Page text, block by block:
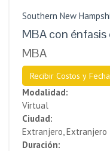
Southern New
MBA con
MBA
Recibir Costos y
Modalidad:
Virtual
Ciudad:
Extranjero, Extranjero
Duración: